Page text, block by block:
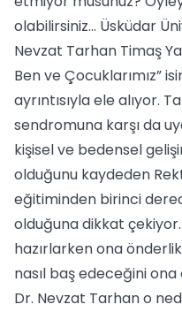
olabilirsiniz… Üsküdar
Nevzat Tarhan Timaş
Ben ve Çocuklarımız”
ayrıntısıyla ele alıyor.
sendromuna karşı da
kişisel ve bedensel
olduğunu kaydeden
eğitiminden birinci
olduğuna dikkat
hazırlarken ona
nasıl baş edeceğini
Dr. Nevzat Tarhan o